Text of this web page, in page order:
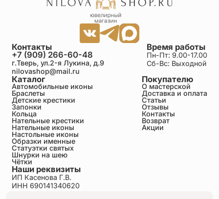
Каталог
Автомобильные иконы
Браслеты
Детские крестики
Запонки
Кольца
Нательные крестики
Нательные иконы
Настольные иконы
Образки именные
Статуэтки святых
Шнурки на шею
Чётки
Покупателю
О мастерской
Доставка и оплата
Статьи
Отзывы
Контакты
Возврат
Акции
Время работы
Пн-Пт: 9.00-17.00
Сб-Вс: Выходной
Контакты
+7 (909) 266-60-48
г.Тверь, ул.2-я Лукина, д.9
nilovashop@mail.ru
Наши реквизиты
ИП Касенова Г.В.
ИНН 690141340620